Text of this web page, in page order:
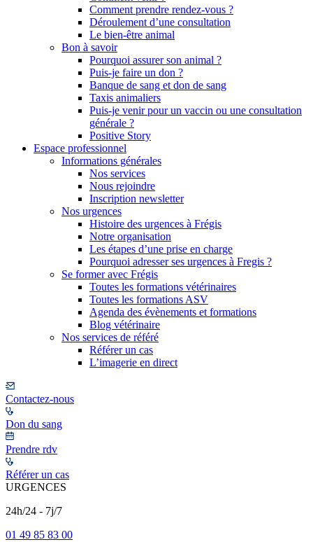
Comment prendre rendez-vous ?
Déroulement d’une consultation
Le bien-être animal
Bon à savoir
Pourquoi assurer son animal ?
Puis-je faire un don ?
Banque de sang et don de sang
Taxis animaliers
Puis-je venir pour un vaccin ou une consultation
générale ?
Positive Story
Espace professionnel
Informations générales
Nos services
Nous rejoindre
Inscription newsletter
Nos urgences
Histoire des urgences à Frégis
Notre organisation
Les étapes d’une prise en charge
Pourquoi adresser ses urgences à Fregis ?
Se former avec Frégis
Toutes les formations vétérinaires
Toutes les formations ASV
Agenda des évènements et formations
Blog vétérinaire
Nos services de référé
Référer un cas
L’imagerie en direct
Contactez-nous
Don du sang
Prendre rdv
Référer un cas
URGENCES
24h/24 - 7j/7
01 49 85 83 00